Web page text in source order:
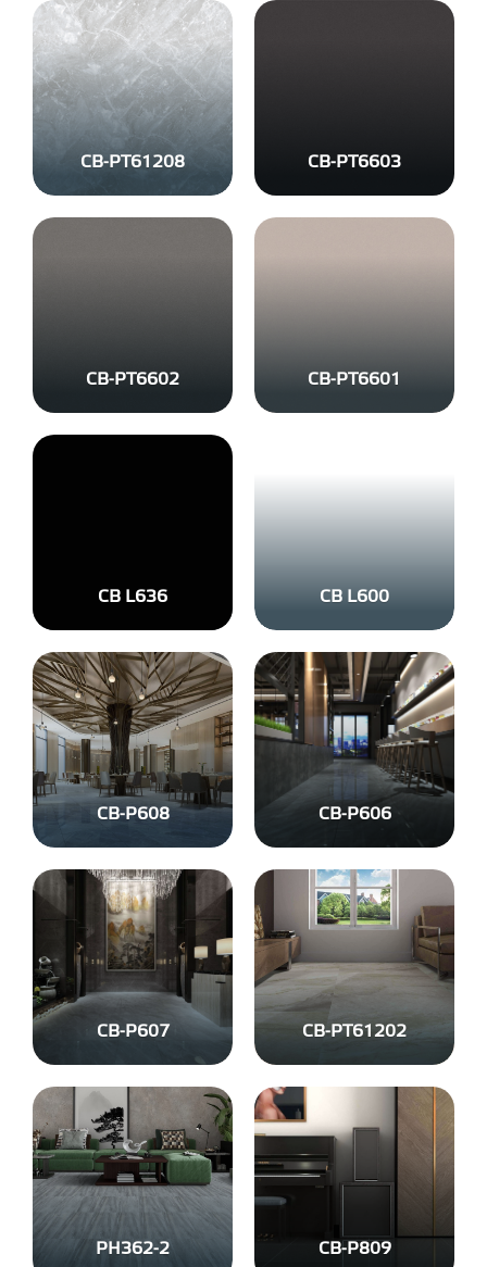
CB-PT61208 CB-PT6603
CB-PT6602 CB-PT6601
CB L636 CB L600
CB-P608 CB-P606
CB-P607 CB-PT61202
PH362-2 CB-P809